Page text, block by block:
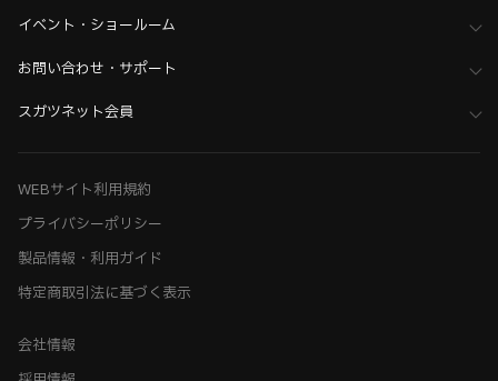
イベント・ショールーム
お問い合わせ・サポート
スガツネット会員
WEBサイト利用規約
プライバシーポリシー
製品情報・利用ガイド
特定商取引法に基づく表示
会社情報